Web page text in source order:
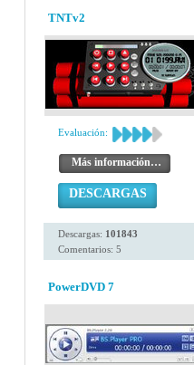
TNTv2
Evaluación:
Más información…
DESCARGAS
Descargas: 101843
Comentarios: 5
PowerDVD 7